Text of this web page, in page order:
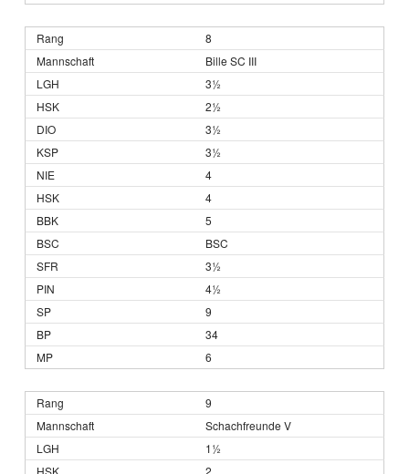
8
Bille SC III
3½
2½
3½
3½
4
4
5
BSC
3½
4½
9
34
6
9
Schachfreunde V
1½
2